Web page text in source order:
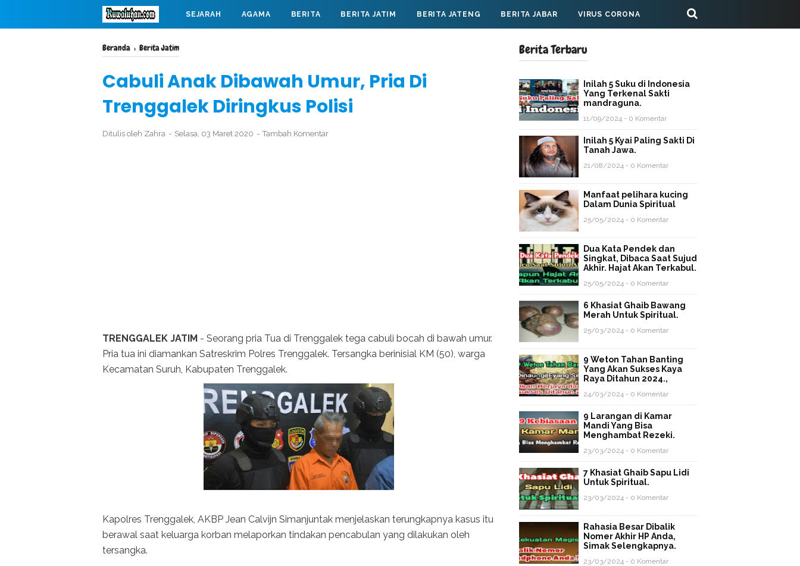
SEJARAH AGAMA BERITA BERITA JATIM BERITA JATENG BERITA JABAR VIRUS CORONA
MAHABARATA
Beranda › Berita Jatim
Cabuli Anak Dibawah Umur, Pria Di
Trenggalek Diringkus Polisi
Ditulis oleh Zahra Selasa, 03 Maret 2020 Tambah Komentar
TRENGGALEK JATIM - Seorang pria Tua di Trenggalek tega cabuli bocah di bawah umur.
Pria tua ini diamankan Satreskrim Polres Trenggalek. Tersangka berinisial KM (50), warga
Kecamatan Suruh, Kabupaten Trenggalek.
Kapolres Trenggalek, AKBP Jean Calvijn Simanjuntak menjelaskan terungkapnya kasus itu
berawal saat keluarga korban melaporkan tindakan pencabulan yang dilakukan oleh
tersangka.
Berita Terbaru
Inilah 5 Suku di Indonesia
Yang Terkenal Sakti
mandraguna.
11/09/2024 - 0 Komentar
Inilah 5 Kyai Paling Sakti Di
Tanah Jawa.
21/08/2024 - 0 Komentar
Manfaat pelihara kucing
Dalam Dunia Spiritual
25/05/2024 - 0 Komentar
Dua Kata Pendek dan
Singkat, Dibaca Saat Sujud
Akhir. Hajat Akan Terkabul.
25/05/2024 - 0 Komentar
6 Khasiat Ghaib Bawang
Merah Untuk Spiritual.
25/03/2024 - 0 Komentar
9 Weton Tahan Banting
Yang Akan Sukses Kaya
Raya Ditahun 2024.,
24/03/2024 - 0 Komentar
9 Larangan di Kamar
Mandi Yang Bisa
Menghambat Rezeki.
23/03/2024 - 0 Komentar
7 Khasiat Ghaib Sapu Lidi
Untuk Spiritual.
23/03/2024 - 0 Komentar
Rahasia Besar Dibalik
Nomer Akhir HP Anda,
Simak Selengkapnya.
23/03/2024 - 0 Komentar